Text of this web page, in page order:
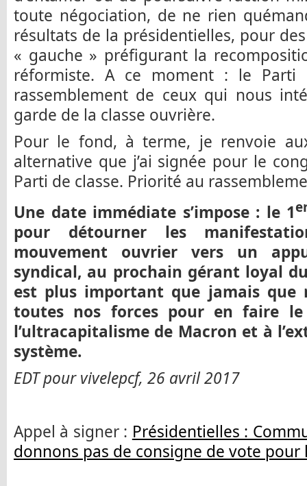
toute négociation, de ne rien
résultats de la présidentielles, pour
« gauche » préfigurant la
réformiste. A ce moment : le Parti
rassemblement de ceux qui nous
garde de la classe ouvrière.
Pour le fond, à terme, je renvoie
alternative que j’ai signée pour le
Parti de classe. Priorité au
Une date immédiate s’impose : le 1
pour détourner les
mouvement ouvrier vers un
syndical, au prochain gérant loyal
est plus important que jamais que
toutes nos forces pour en faire
l’ultracapitalisme de Macron et à
système.
EDT pour vivelepcf, 26 avril 2017
Appel à signer : Présidentielles :
donnons pas de consigne de vote pour